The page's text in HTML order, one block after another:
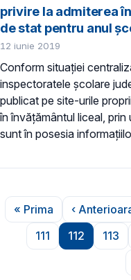
privire la admiterea
de stat pentru anul
12 iunie 2019
Conform situației
inspectoratele școlare
publicat pe site-urile
în învățământul liceal,
sunt în posesia
Paginare
Prima pagină
« Prima ‹
Pagina
111
Pagina
112 113